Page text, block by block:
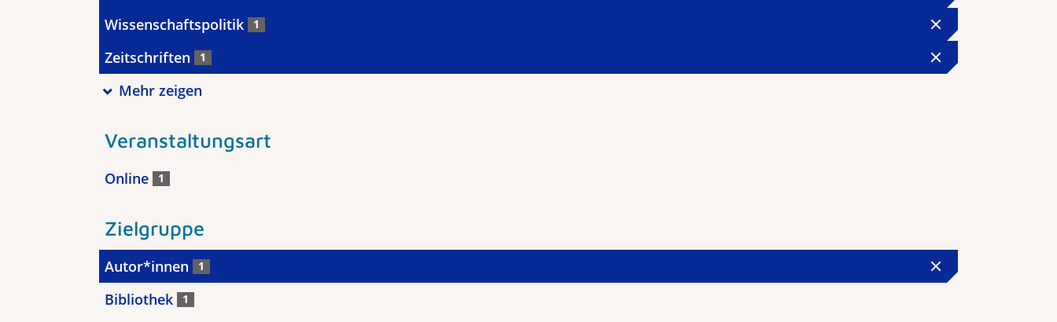
Wissenschaftspolitik 1
Zeitschriften 1
Mehr zeigen
Veranstaltungsart
Online 1
Zielgruppe
Autor*innen 1
Bibliothek 1